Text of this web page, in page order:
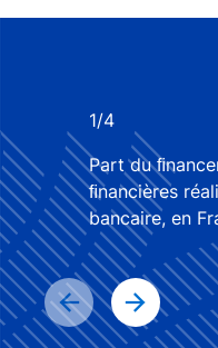
1/4
Part du
ﬁnancières réalisé par le crédit
bancaire, en